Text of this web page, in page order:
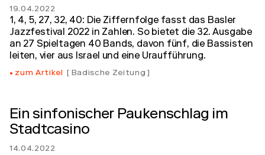
19.04.2022
1, 4, 5, 27, 32, 40: Die Ziffernfolge fasst das Basler
Jazzfestival 2022 in Zahlen. So bietet die 32. Ausgabe
an 27 Spieltagen 40 Bands, davon fünf, die Bassisten
leiten, vier aus Israel und eine Uraufführung.
zum Artikel Badische Zeitung
Ein sinfonischer Paukenschlag im
Stadtcasino
14.04.2022